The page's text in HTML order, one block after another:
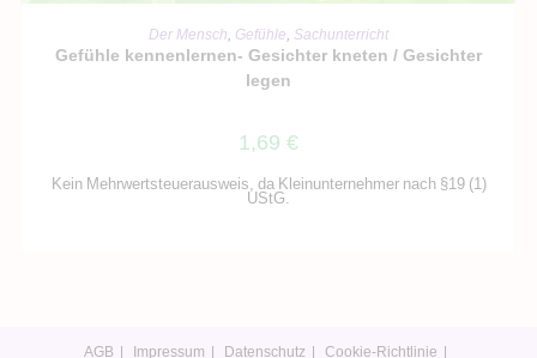
IN DEN WARENKORB
Der Mensch, Gefühle, Sachunterricht
Gefühle kennenlernen- Gesichter kneten / Gesichter
legen
1,69 €
Kein Mehrwertsteuerausweis, da Kleinunternehmer nach §19 (1)
UStG.
AGB Impressum Datenschutz Cookie-Richtlinie